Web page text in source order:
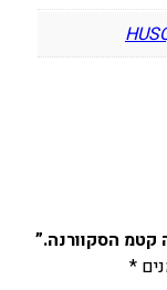
קטמ הסקוורנה.”
*